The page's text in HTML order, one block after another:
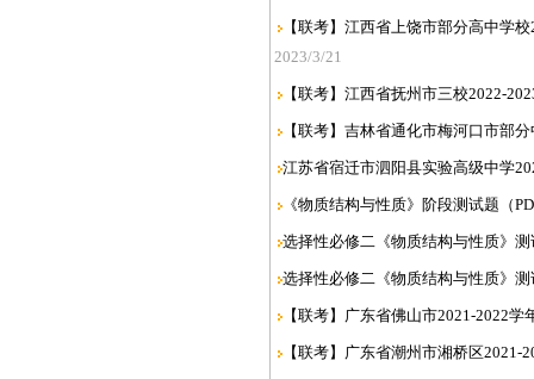
【联考】江西省上饶市部分高中学
2023/3/21
【联考】江西省抚州市三校2022-
【联考】吉林省通化市梅河口市部
江苏省宿迁市泗阳县实验高级中学
《物质结构与性质》阶段测试题（
选择性必修二《物质结构与性质》
选择性必修二《物质结构与性质》
【联考】广东省佛山市2021-2022
【联考】广东省潮州市湘桥区